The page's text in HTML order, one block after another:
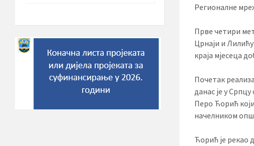
Регионалне
Прве четири
Црнаји и
краја мјесеца
Почетак
данас је у
Перо Ћорић
начелником
Ћорић је рекао